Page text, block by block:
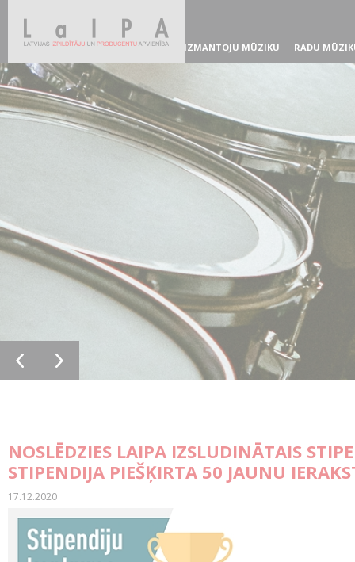
IZMANTOJU MŪZIKU RADU
NOSLĒDZIES LAIPA IZSLUDINĀTAIS
STIPENDIJA PIEŠĶIRTA 50 JAUNU
17.12.2020